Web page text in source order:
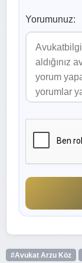
Yorumunuz:
#Avukat Arzu Köz